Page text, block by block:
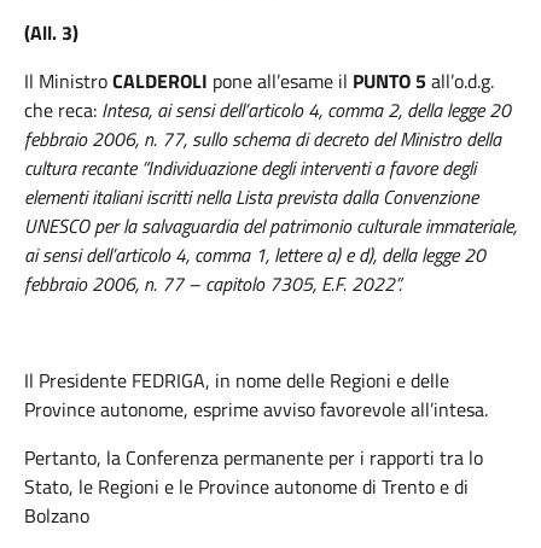
(All. 3)
Il MinistroCALDEROLI pone all’esame il PUNTO 5all’o.d.g.
che reca: Intesa, ai sensi dell’articolo 4, comma 2, della legge 20
febbraio 2006, n. 77, sullo schema di decreto del Ministro della
cultura recante “Individuazione degli interventi a favore degli
elementi italiani iscritti nella Lista prevista dalla Convenzione
UNESCO per la salvaguardia del patrimonio culturale immateriale,
ai sensi dell’articolo 4, comma 1, lettere a) e d), della legge 20
febbraio 2006, n. 77 – capitolo 7305, E.F. 2022”.
Il Presidente FEDRIGA, in nome delle Regioni e delle
Province autonome, esprime avviso favorevole all’intesa.
Pertanto, la Conferenza permanente per i rapporti tra lo
Stato, le Regioni e le Province autonome di Trento e di
Bolzano